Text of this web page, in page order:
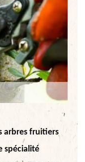
arbres fruitiers
spécialité